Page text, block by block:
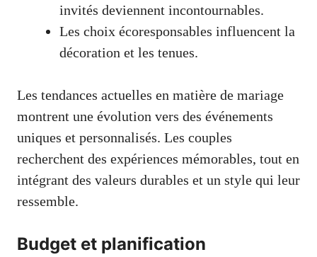
invités deviennent incontournables.
Les choix écoresponsables influencent la
décoration et les tenues.
Les tendances actuelles en matière de mariage
montrent une évolution vers des événements
uniques et personnalisés. Les couples
recherchent des expériences mémorables, tout en
intégrant des valeurs durables et un style qui leur
ressemble.
Budget et planification